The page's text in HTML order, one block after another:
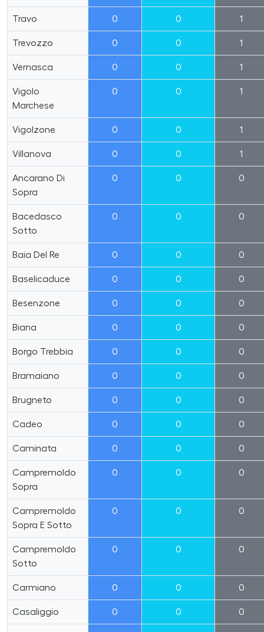
Travo 0 0 1
Trevozzo 0 0 1
Vernasca 0 0 1
Vigolo
Marchese
0 0 1
Vigolzone 0 0 1
Villanova 0 0 1
Ancarano Di
Sopra
0 0 0
Bacedasco
Sotto
0 0 0
Baia Del Re 0 0 0
Baselicaduce 0 0 0
Besenzone 0 0 0
Biana 0 0 0
Borgo Trebbia 0 0 0
Bramaiano 0 0 0
Brugneto 0 0 0
Cadeo 0 0 0
Caminata 0 0 0
Campremoldo
Sopra
0 0 0
Campremoldo
Sopra E Sotto
0 0 0
Campremoldo
Sotto
0 0 0
Carmiano 0 0 0
Casaliggio 0 0 0